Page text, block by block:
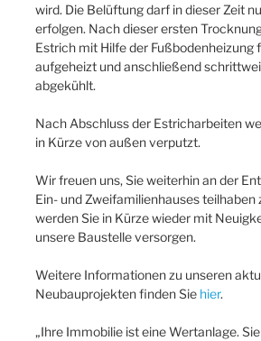
wird. Die Belüftung darf in dieser Zeit
erfolgen. Nach dieser ersten
Estrich mit Hilfe der Fußbodenheizung
aufgeheizt und anschließend
abgekühlt.
Nach Abschluss der Estricharbeiten
in Kürze von außen verputzt.
Wir freuen uns, Sie weiterhin an der
Ein- und Zweifamilienhauses teilhaben
werden Sie in Kürze wieder mit
unsere Baustelle versorgen.
Weitere Informationen zu unseren
Neubauprojekten finden Sie hier.
„Ihre Immobilie ist eine Wertanlage.